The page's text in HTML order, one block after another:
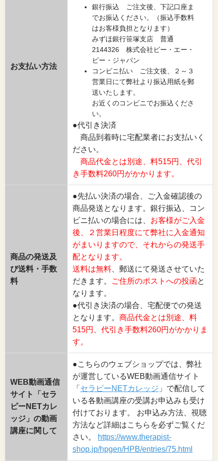
お支払い方法
銀行振込 ご注文後、下記口座ま
でお振込ください。（振込手数料
はお客様負担となります）
みずほ銀行笹塚支店 普通
2144326 株式会社ビー・エー・
ビー・ジャパン
コンビニ払い ご注文後、２～３
営業日にて弊社より振込用紙を郵
送いたします。
お近くのコンビニでお振込くださ
い。
●代引き決済
商品到着時に宅配業者にお支払いく
ださい。
商品代金とは別途、料515円、代引
き手数料260円がかかります。
商品の発送及
び送料・手数
料
●先払い決済の場合、ご入金確認後の
商品発送となります。銀行振込、コン
ビニ払いの場合には、 お客様がご入金
後、２営業日程度にて弊社に入金通知
がまいりますので、それからの発送手
配となります。
送料は無料 、郵送にて発送させていた
だきます。
ご住所のポストへの投函と
なります。
●代引き決済の場合、宅配便での発送
となります。 商品代金とは別途、料
515円、代引き手数料260円がかかりま
す。
WEB動画通信
サイト「セラ
ピーNETカレ
ッジ」の動画
講座に関して
●こちらのウェブショップでは、弊社
が運営しているWEB動画通信サイト
「 セラピーNETカレッジ 」で配信して
いる各動画講座の受講お申込みも受け
付けております。 お申込み方法、視聴
方法など詳細はこちらを必ずご覧くだ
さい。
https://www.therapist-
shop.jp/hpgen/HPB/entries/75.html